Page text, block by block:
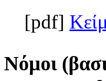
[pdf]
Νόμοι